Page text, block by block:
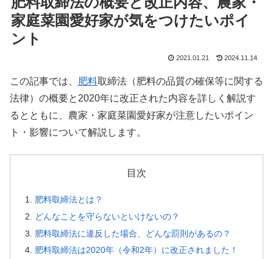
家庭菜園愛好家が気をつけたいポイ
ント
2021.01.21 2024.11.14
この記事では、 肥料取締法（肥料の品質の確保等に関する
法律）の概要と2020年に改正された内容を詳しく解説す
るとともに、農家・家庭菜園愛好家が注意したいポイン
ト・影響について解説します。
目次
肥料取締法とは？
どんなことを守らないといけないの？
肥料取締法に違反した場合、どんな罰則があるの？
肥料取締法は2020年（令和2年）に改正されました！